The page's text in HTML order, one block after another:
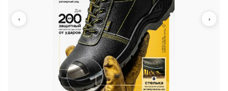
‹ ›